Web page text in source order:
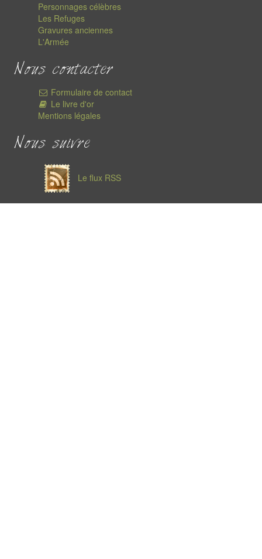
Personnages célèbres
Les Refuges
Gravures anciennes
L'Armée
Nous contacter
Formulaire de contact
Le livre d'or
Mentions légales
Nous suivre
Le flux RSS